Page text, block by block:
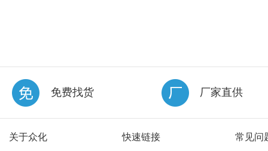
免费找货 厂家直供
关于众化 快速链接 常见问